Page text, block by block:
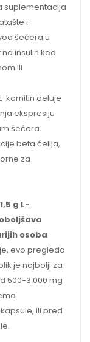
suplementacija
i
šećera u
insulin kod
ili
karnitin deluje
ekspresiju
šećera.
beta ćelija,
za
g L-
osoba
evo pregleda
je najbolji za
500-3.000 mg
ili pred